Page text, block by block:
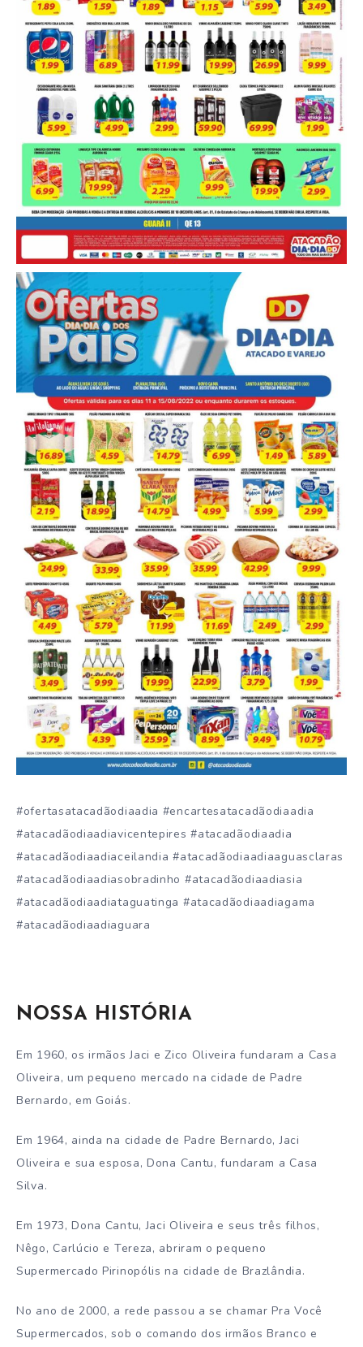
#ofertasatacadãodiaadia #encartesatacadãodiaadia
#atacadãodiaadiavicentepires #atacadãodiaadia
#atacadãodiaadiaceilandia #atacadãodiaadiaaguasclaras
#atacadãodiaadiasobradinho #atacadãodiaadiasia
#atacadãodiaadiataguatinga #atacadãodiaadiagama
#atacadãodiaadiaguara
NOSSA HISTÓRIA
Em 1960, os irmãos Jaci e Zico Oliveira fundaram a Casa
Oliveira, um pequeno mercado na cidade de Padre
Bernardo, em Goiás.
Em 1964, ainda na cidade de Padre Bernardo, Jaci
Oliveira e sua esposa, Dona Cantu, fundaram a Casa
Silva.
Em 1973, Dona Cantu, Jaci Oliveira e seus três filhos,
Nêgo, Carlúcio e Tereza, abriram o pequeno
Supermercado Pirinopólis na cidade de Brazlândia.
No ano de 2000, a rede passou a se chamar Pra Você
Supermercados, sob o comando dos irmãos Branco e